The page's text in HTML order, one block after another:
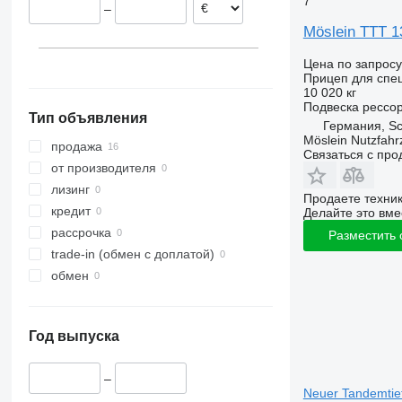
–
Тип объявления
продажа
от производителя
лизинг
кредит
рассрочка
trade-in (обмен с доплатой)
обмен
Год выпуска
–
Möslein TTT
Цена по запросу
Прицеп для
10 020 кг
Подвеска
Германия,
Möslein
Связаться с
Продаете
Делайте это
Neuer